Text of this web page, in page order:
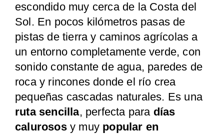
escondido muy cerca de la Costa del
Sol. En pocos kilómetros pasas de
pistas de tierra y caminos agrícolas a
un entorno completamente verde, con
sonido constante de agua, paredes de
roca y rincones donde el río crea
pequeñas cascadas naturales. Es una
ruta sencilla, perfecta para días
calurososy muy popular en